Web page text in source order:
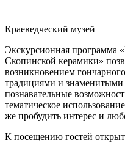
Краеведческий музей
Экскурсионная программа
Скопинской керамики»
возникновением
традициями и знаменитыми
познавательные
тематическое
же пробудить интерес и
К посещению гостей